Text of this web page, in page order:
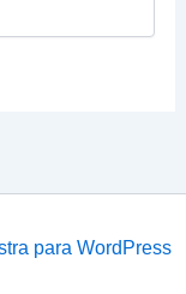
para WordPress